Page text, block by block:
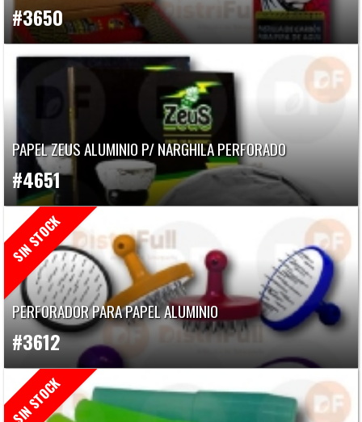
#3650
PAPEL ZEUS ALUMINIO P/ NARGHILA PERFORADO
#4651
PERFORADOR PARA PAPEL ALUMINIO
#3612